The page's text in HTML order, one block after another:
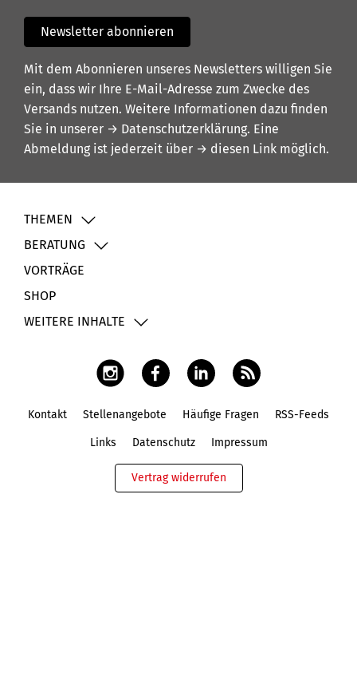
Newsletter abonnieren
Mit dem Abonnieren unseres Newsletters willigen Sie
ein, dass wir Ihre E-Mail-Adresse zum Zwecke des
Versands nutzen. Weitere Informationen dazu finden
Sie in unserer → Datenschutzerklärung. Eine
Abmeldung ist jederzeit über → diesen Link möglich.
THEMEN
BERATUNG
VORTRÄGE
SHOP
WEITERE INHALTE
Kontakt Stellenangebote Häufige Fragen RSS-Feeds
Links Datenschutz Impressum
Vertrag widerrufen